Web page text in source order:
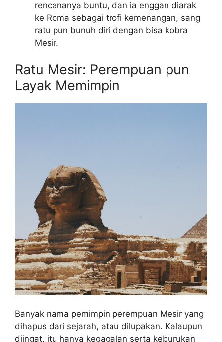
rencananya buntu, dan ia enggan diarak
ke Roma sebagai trofi kemenangan, sang
ratu pun bunuh diri dengan bisa kobra
Mesir.
Ratu Mesir: Perempuan pun
Layak Memimpin
Banyak nama pemimpin perempuan Mesir yang
dihapus dari sejarah, atau dilupakan. Kalaupun
diingat, itu hanya kegagalan serta keburukan